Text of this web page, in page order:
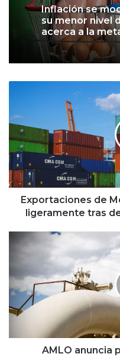
Inflación se
su menor nivel
acerca a la
o
r
t
a
c
i
é
x
i
o
Exportaciones de
ligeramente tras
O
a
u
c
AMLO anuncia